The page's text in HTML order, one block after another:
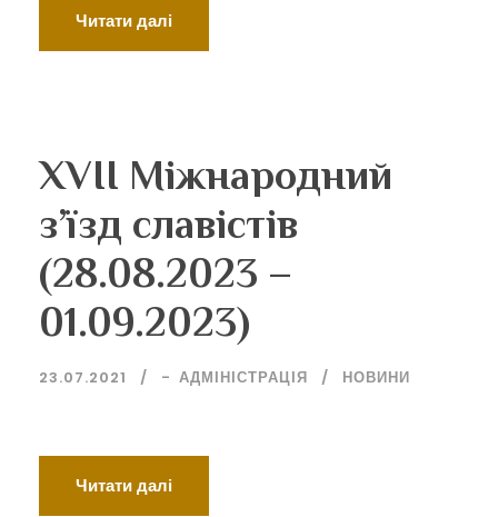
Читати далі
ХVII Міжнародний
з’їзд славістів
(28.08.2023 –
01.09.2023)
23.07.2021 - АДМІНІСТРАЦІЯ НОВИНИ
Читати далі